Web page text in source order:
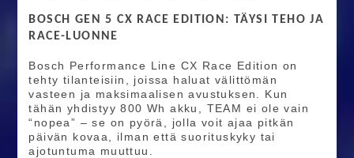
BOSCH GEN 5 CX RACE EDITION: TÄYSI TEHO JA
RACE-LUONNE
Bosch Performance Line CX Race Edition on
tehty tilanteisiin, joissa haluat välittömän
vasteen ja maksimaalisen avustuksen. Kun
tähän yhdistyy 800 Wh akku, TEAM ei ole vain
“nopea” – se on pyörä, jolla voit ajaa pitkän
päivän kovaa, ilman että suorituskyky tai
ajotuntuma muuttuu.